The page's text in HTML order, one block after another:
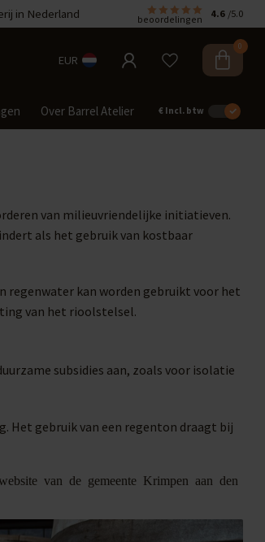
in Nederland beoordelingen 4.6 /5.0
EUR
0
Over Barrel Atelier € Incl. btw
van milieuvriendelijke initiatieven.
als het gebruik van kostbaar
regenwater kan worden gebruikt voor het
van het rioolstelsel.
subsidies aan, zoals voor isolatie
Het gebruik van een regenton draagt bij
van de gemeente Krimpen aan den